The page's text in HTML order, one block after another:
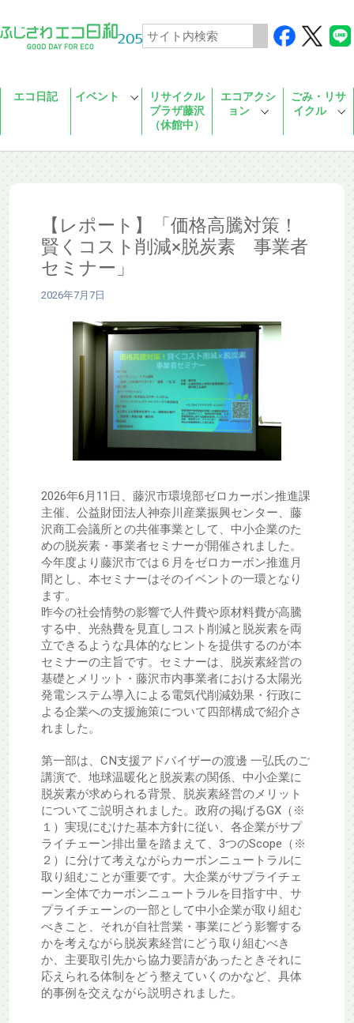
エコ日記 イベント
リサイクル
プラザ藤沢
（休館中）
エコアクシ
ョン
ごみ・リサ
イクル
【レポート】「価格高騰対策！
賢くコスト削減×脱炭素 事業者
セミナー」
2026年7月7日
2026年6月11日、藤沢市環境部ゼロカーボン推進課
主催、公益財団法人神奈川産業振興センター、藤
沢商工会議所との共催事業として、中小企業のた
めの脱炭素・事業者セミナーが開催されました。
今年度より藤沢市では６月をゼロカーボン推進月
間とし、本セミナーはそのイベントの一環となり
ます。
昨今の社会情勢の影響で人件費や原材料費が高騰
する中、光熱費を見直しコスト削減と脱炭素を両
立できるような具体的なヒントを提供するのが本
セミナーの主旨です。セミナーは、脱炭素経営の
基礎とメリット・藤沢市内事業者における太陽光
発電システム導入による電気代削減効果・行政に
よる企業への支援施策について四部構成で紹介さ
れました。
第一部は、CN支援アドバイザーの渡邊 一弘氏のご
講演で、地球温暖化と脱炭素の関係、中小企業に
脱炭素が求められる背景、脱炭素経営のメリット
についてご説明されました。政府の掲げるGX（※
１）実現にむけた基本方針に従い、各企業がサプ
ライチェーン排出量を踏まえて、3つのScope（※
２）に分けて考えながらカーボンニュートラルに
取り組むことが重要です。大企業がサプライチェ
ーン全体でカーボンニュートラルを目指す中、サ
プライチェーンの一部として中小企業が取り組む
べきこと、それが自社営業・事業にどう影響する
かを考えながら脱炭素経営にどう取り組むべき
か、主要取引先から協力要請があったときそれに
応えられる体制をどう整えていくのかなど、具体
的事例を交えながら説明されました。